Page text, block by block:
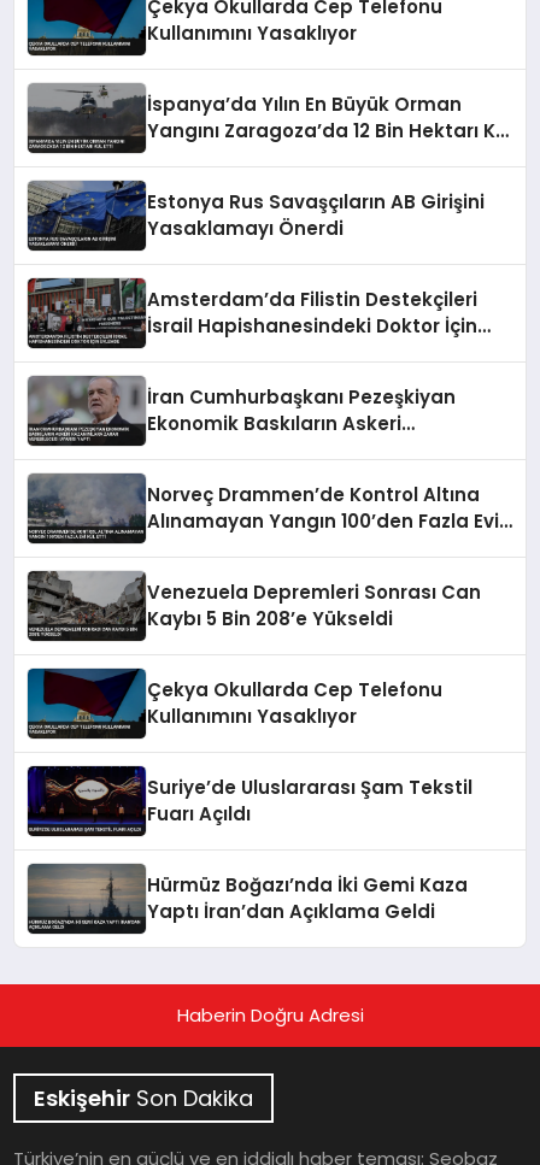
Çekya Okullarda Cep Telefonu
Kullanımını Yasaklıyor
İspanya’da Yılın En Büyük Orman
Yangını Zaragoza’da 12 Bin Hektarı Kül
Estonya Rus Savaşçıların AB Girişini
Yasaklamayı Önerdi
Amsterdam’da Filistin Destekçileri
İsrail Hapishanesindeki Doktor İçin
İran Cumhurbaşkanı Pezeşkiyan
Ekonomik Baskıların Askeri
Norveç Drammen’de Kontrol Altına
Alınamayan Yangın 100’den Fazla Evi
Venezuela Depremleri Sonrası Can
Kaybı 5 Bin 208’e Yükseldi
Çekya Okullarda Cep Telefonu
Kullanımını Yasaklıyor
Suriye’de Uluslararası Şam Tekstil
Fuarı Açıldı
Hürmüz Boğazı’nda İki Gemi Kaza
Yaptı İran’dan Açıklama Geldi
Haberin Doğru Adresi
Eskişehir Son Dakika
Türkiye’nin en güçlü ve en iddialı haber teması: Seobaz